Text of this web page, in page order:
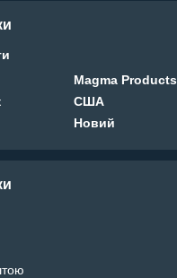
Magma Products
США
Новий